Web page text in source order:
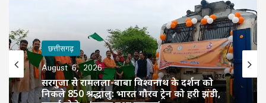
छत्तीसगढ़
August 6, 2026
सरगुजा से रामलला-बाबा विश्वनाथ के दर्शन को
निकले 850 श्रद्धालु: भारत गौरव ट्रेन को हरी झंडी,